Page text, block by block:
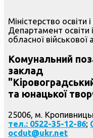
Міністерство освіти
Департамент освіти
обласної військової
Комунальний
заклад
та юнацької
25006, м.
тел.: 0522-35-12-86;
ocdut@ukr.net